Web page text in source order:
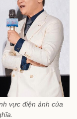
vực điện ảnh của